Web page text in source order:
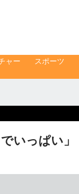
ャー
スポーツ
いっぱい」